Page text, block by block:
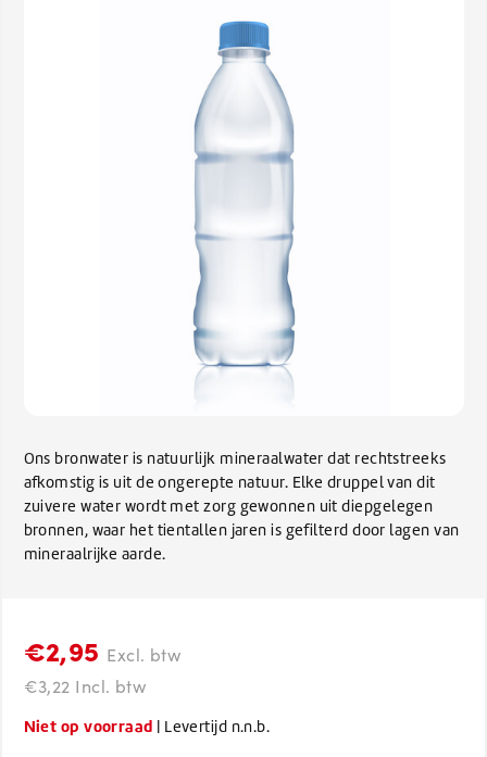
Ons bronwater is natuurlijk mineraalwater dat rechtstreeks
afkomstig is uit de ongerepte natuur. Elke druppel van dit
zuivere water wordt met zorg gewonnen uit diepgelegen
bronnen, waar het tientallen jaren is gefilterd door lagen van
mineraalrijke aarde.
€2,95 Excl. btw
€3,22 Incl. btw
Niet op voorraad | Levertijd n.n.b.